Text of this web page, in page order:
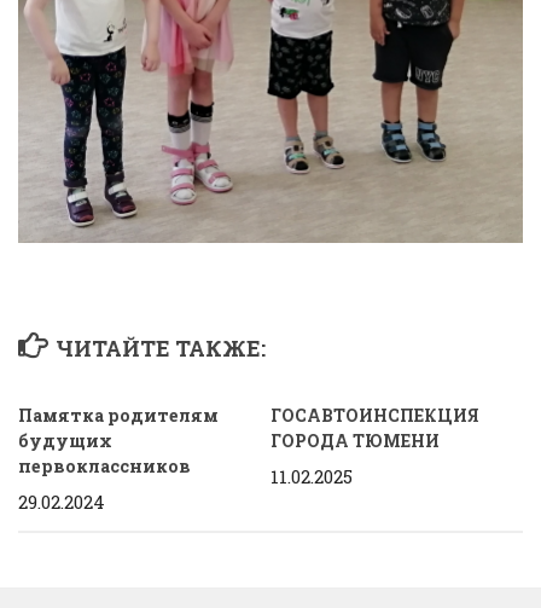
ЧИТАЙТЕ ТАКЖЕ:
Памятка родителям
будущих
первоклассников
29.02.2024
ГОСАВТОИНСПЕКЦИЯ
ГОРОДА ТЮМЕНИ
11.02.2025